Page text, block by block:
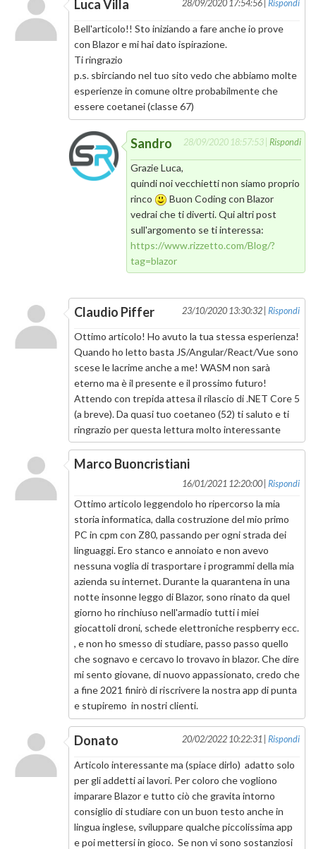
Luca Villa 28/09/2020 17:54:56 |Rispondi
Bell'articolo!! Sto iniziando a fare anche io prove
con Blazor e mi hai dato ispirazione.
Ti ringrazio
p.s. sbirciando nel tuo sito vedo che abbiamo molte
esperienze in comune oltre probabilmente che
essere coetanei (classe 67)
Sandro 28/09/2020 18:57:53 | Rispondi
Grazie Luca,
quindi noi vecchietti non siamo proprio
rinco
Buon Coding con Blazor
vedrai che ti diverti. Qui altri post
sull'argomento se ti interessa:
https://www.rizzetto.com/Blog/?
tag=blazor
Claudio Piffer 23/10/2020 13:30:32 | Rispondi
Ottimo articolo! Ho avuto la tua stessa esperienza!
Quando ho letto basta JS/Angular/React/Vue sono
scese le lacrime anche a me! WASM non sarà
eterno ma è il presente e il prossimo futuro!
Attendo con trepida attesa il rilascio di .NET Core 5
(a breve). Da quasi tuo coetaneo (52) ti saluto e ti
ringrazio per questa lettura molto interessante
Marco Buoncristiani
16/01/2021 12:20:00 |Rispondi
Ottimo articolo leggendolo ho ripercorso la mia
storia informatica, dalla costruzione del mio primo
PC in cpm con Z80, passando per ogni strada dei
linguaggi. Ero stanco e annoiato e non avevo
nessuna voglia di trasportare i programmi della mia
azienda su internet. Durante la quarantena in una
notte insonne leggo di Blazor, sono rinato da quel
giorno ho rinchiuso nell'armadio tutti i miei
giocattoli droni, schede elettroniche respberry ecc.
, e non ho smesso di studiare, passo passo quello
che sognavo e cercavo lo trovavo in blazor. Che dire
mi sento giovane, di nuovo appassionato, credo che
a fine 2021 finirò di riscrivere la nostra app di punta
e stupiremo in nostri clienti.
Donato 20/02/2022 10:22:31 | Rispondi
Articolo interessante ma (spiace dirlo) adatto solo
per gli addetti ai lavori. Per coloro che vogliono
imparare Blazor e tutto ciò che gravita intorno
consiglio di studiare con un buon testo anche in
lingua inglese, sviluppare qualche piccolissima app
e poi mettersi in gioco. Se non vi sono sostanziosi